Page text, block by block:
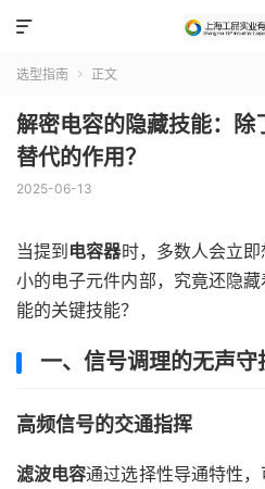

选型指南  正文
解密电容的隐藏技能：除
替代的作用？
2025-06-13
当提到 电容器时，多数人会立
小的电子元件内部，究竟还隐
能的关键技能？
一、信号调理的无声守
高频信号的交通指挥
滤波电容通过选择性导通特性